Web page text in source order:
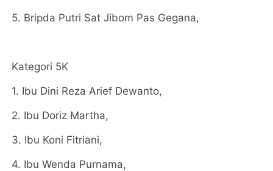
5. Bripda Putri Sat Jibom Pas Gegana,
Kategori 5K
1. Ibu Dini Reza Arief Dewanto,
2. Ibu Doriz Martha,
3. Ibu Koni Fitriani,
4. Ibu Wenda Purnama,